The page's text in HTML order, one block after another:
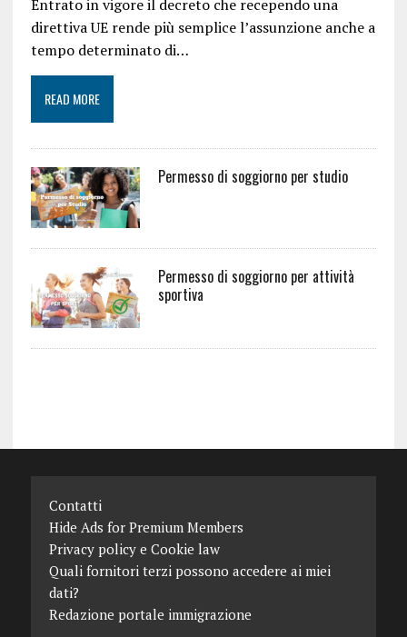
Entrato in vigore il decreto che recependo una
direttiva UE rende più semplice l’assunzione anche a
tempo determinato di…
READ MORE
Permesso di soggiorno per studio
Permesso di soggiorno per attività
sportiva
Contatti
Hide Ads for Premium Members
Privacy policy e Cookie law
Quali fornitori terzi possono accedere ai miei
dati?
Redazione portale immigrazione